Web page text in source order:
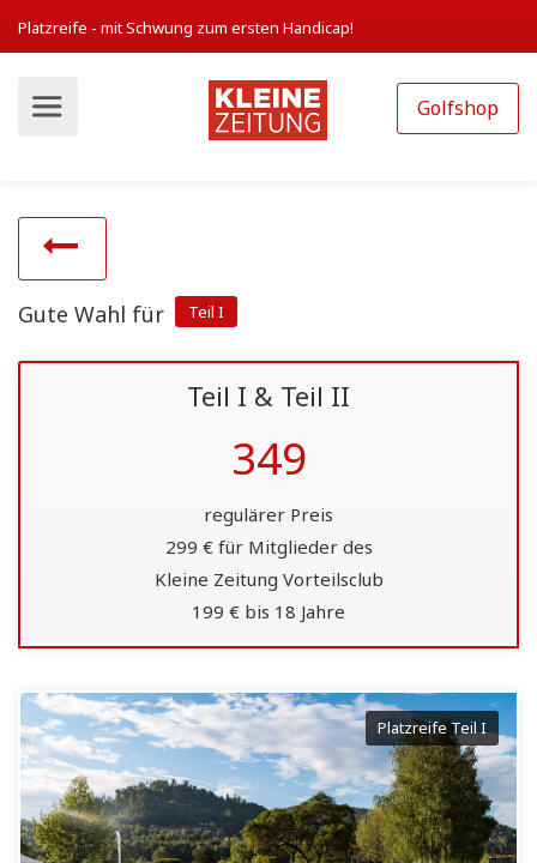
Platzreife - mit Schwung zum ersten Handicap!
Golfshop
Gute Wahl für Teil I
Teil I & Teil II
349
regulärer Preis
299 € für Mitglieder des
Kleine Zeitung Vorteilsclub
199 € bis 18 Jahre
Platzreife Teil I